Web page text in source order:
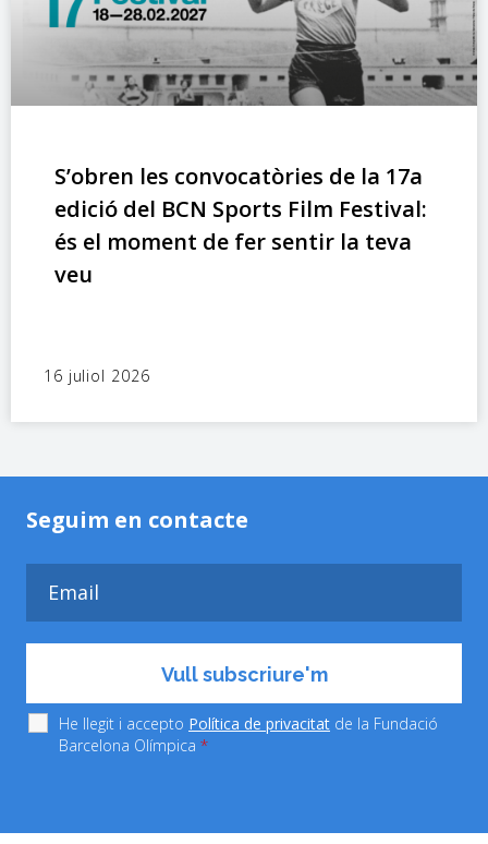
S’obren les convocatòries de la 17a
edició del BCN Sports Film Festival:
és el moment de fer sentir la teva
veu
16 juliol 2026
Seguim en contacte
He llegit i accepto Política de privacitat de la Fundació
Barcelona Olímpica *